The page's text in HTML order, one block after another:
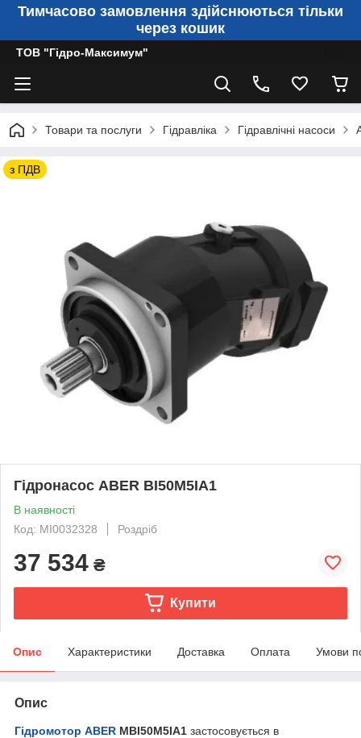
Тимчасово замовлення здійснюються тільки
через кошик
ТОВ "Гідро-Максимум"
Товари та послуги Гідравліка Гідравлічні насоси
з ПДВ
Гідронасос ABER BI50M5IA1
В наявності
Код: MI0032328
Роздріб
37 534 ₴
Купити
Опис Характеристики Доставка Оплата Умови
Опис
Гідромотор ABER MBI50M5IA1 застосовується в